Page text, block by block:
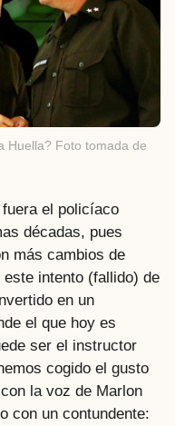
Huella? Foto tomada de
el policíaco
décadas, pues
más cambios de
intento (fallido) de
en un
el que hoy es
ser el instructor
cogido el gusto
la voz de Marlon
con un contundente: